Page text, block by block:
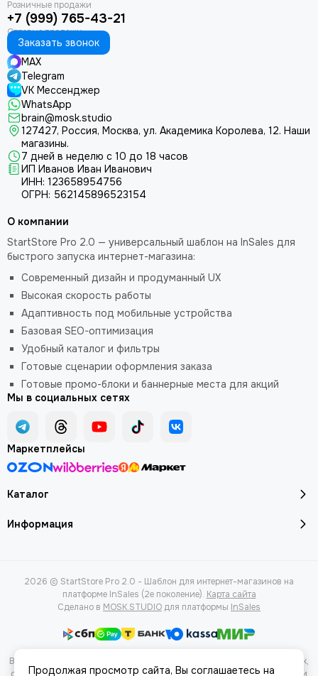
+7 (999) 765-43-21
Заказать звонок
MAX
Telegram
VK Мессенджер
WhatsApp
brain@mosk.studio
127427, Россия, Москва, ул. Академика Королева, 12. Наши
магазины.
7 дней в неделю с 10 до 18 часов
ИП Иванов Иван Иванович
ИНН: 123658954756
ОГРН: 562145896523154
Каталог
Информация
О компании
StartStore Pro 2.0 — универсальный шаблон на InSales для
быстрого запуска интернет-магазина:
Современный дизайн и продуманный UX
Высокая скорость работы
Адаптивность под мобильные устройства
Базовая SEO-оптимизация
Удобный каталог и фильтры
Готовые сценарии оформления заказа
Готовые промо-блоки и баннерные места для акций
Мы в социальных сетях
Маркетплейсы
2026 © StartStore Pro 2.0 - Шаблон для интернет-магазинов на
платформе InSales (2е поколение). Карта сайта
Сделано в MOSK.STUDIO для платформы InSales
Вся представленная на сайте информация, касающаяся характеристик,
Продолжая просмотр сайта, Вы соглашаетесь на